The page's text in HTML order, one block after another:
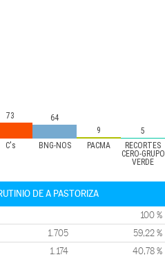
C's BNG-NÓS PACMA
RECORTES
CERO-GRUPO
VERDE
73
64
9
5
DE A PASTORIZA
100 %
1.705 59,22 %
1.174 40,78 %